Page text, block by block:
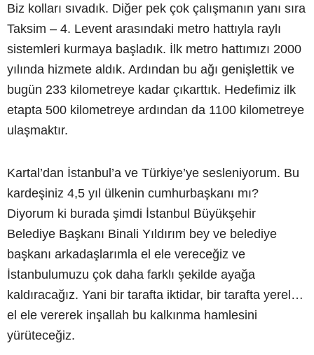
Biz kolları sıvadık. Diğer pek çok çalışmanın yanı sıra
Taksim – 4. Levent arasındaki metro hattıyla raylı
sistemleri kurmaya başladık. İlk metro hattımızı 2000
yılında hizmete aldık. Ardından bu ağı genişlettik ve
bugün 233 kilometreye kadar çıkarttık. Hedefimiz ilk
etapta 500 kilometreye ardından da 1100 kilometreye
ulaşmaktır.
Kartal’dan İstanbul’a ve Türkiye’ye sesleniyorum. Bu
kardeşiniz 4,5 yıl ülkenin cumhurbaşkanı mı?
Diyorum ki burada şimdi İstanbul Büyükşehir
Belediye Başkanı Binali Yıldırım bey ve belediye
başkanı arkadaşlarımla el ele vereceğiz ve
İstanbulumuzu çok daha farklı şekilde ayağa
kaldıracağız. Yani bir tarafta iktidar, bir tarafta yerel…
el ele vererek inşallah bu kalkınma hamlesini
yürüteceğiz.